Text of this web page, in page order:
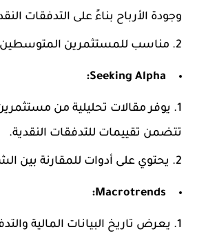
وجودة الأرباح بناءً على التدفقات
مناسب للمستثمرين المتوسطين
Seeking Alpha:
يوفر مقالات تحليلية من
تتضمن تقييمات للتدفقات النقدية.
يحتوي على أدوات للمقارنة بين
Macrotrends:
يعرض تاريخ البيانات المالية